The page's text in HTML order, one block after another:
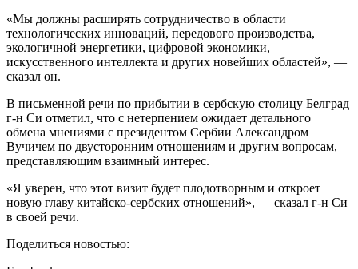
«Мы должны расширять сотрудничество в области
технологических инноваций, передового производства,
экологичной энергетики, цифровой экономики,
искусственного интеллекта и других новейших областей», —
сказал он.
В письменной речи по прибытии в сербскую столицу Белград
г-н Си отметил, что с нетерпением ожидает детального
обмена мнениями с президентом Сербии Александром
Вучичем по двусторонним отношениям и другим вопросам,
представляющим взаимный интерес.
«Я уверен, что этот визит будет плодотворным и откроет
новую главу китайско-сербских отношений», — сказал г-н Си
в своей речи.
Поделиться новостью: